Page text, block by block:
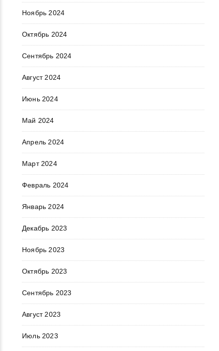
Ноябрь 2024
Октябрь 2024
Сентябрь 2024
Август 2024
Июнь 2024
Май 2024
Апрель 2024
Март 2024
Февраль 2024
Январь 2024
Декабрь 2023
Ноябрь 2023
Октябрь 2023
Сентябрь 2023
Август 2023
Июль 2023